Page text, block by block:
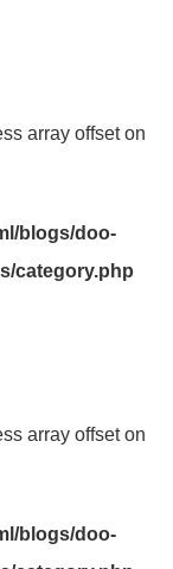
array offset on
blogs/doo-
category.php
array offset on
blogs/doo-